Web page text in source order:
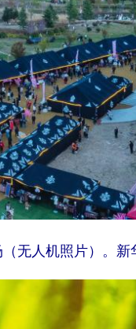
无人机照片）。